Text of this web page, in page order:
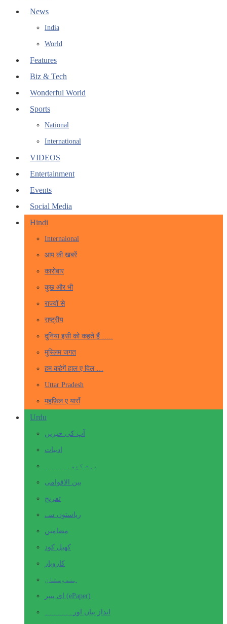
News
India
World
Features
Biz & Tech
Wonderful World
Sports
National
International
VIDEOS
Entertainment
Events
Social Media
Hindi
Internaional
आप की खबरें
कारोबार
कुछ और भी
राज्यों से
राष्ट्रीय
दुनिया इसी को कहते हैं …..
मुस्लिम जगत
हम कहेगें हाल ए दिल …
Uttar Pradesh
महफ़िल ए याराँ
Urdu
آپ کی خبریں
ادبیات
بہت کچھ۔ ۔۔۔۔۔
بین الاقوامی
تفریح
ریاستوں سے
مضامین
کھیل کود
کاروبار
ہندوستان
ای پیپر (ePaper)
انداز بیاں اور۔۔۔۔۔۔۔